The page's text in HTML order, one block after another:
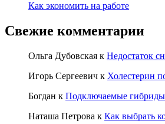
Как экономить на работе
Свежие комментарии
Ольга Дубовская к Недостаток
Игорь Сергеевич к Холестерин
Богдан к Подключаемые
Наташа Петрова к Как выбрать